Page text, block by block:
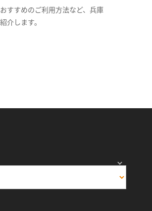
すすめのご利用方法など、兵庫
介します。